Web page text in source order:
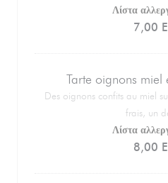
Λίστα
7,00
Tarte oignons
Des oignons confits au miel
frais, un
Λίστα
8,00